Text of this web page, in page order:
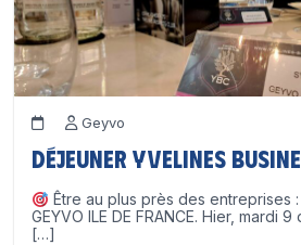
Geyvo
Déjeuner Yvelines
Être au plus près des entreprises
GEYVO ILE DE FRANCE. Hier, mardi
[…]